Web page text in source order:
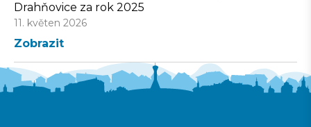
Drahňovice za rok 2025
11. květen 2026
Zobrazit